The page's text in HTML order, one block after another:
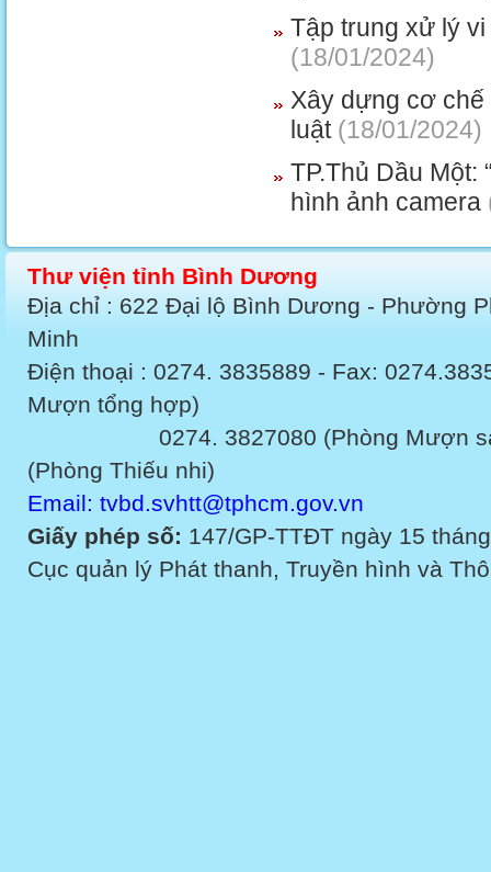
Tập trung xử lý vi
(18/01/2024)
Xây dựng cơ chế
luật(18/01/2024)
TP.Thủ Dầu Một:
hình ảnh camera
Thư viện tỉnh Bình Dương
Địa chỉ : 622 Đại lộ Bình Dương - Phường
Minh
Điện thoại : 0274. 3835889 - Fax:
Mượn tổng hợp)
0274. 3827080 (Phòng Mượn sách
(Phòng Thiếu nhi)
Email: tvbd.svhtt@tphcm.gov.vn
Giấy phép số: 147/GP-TTĐT ngày 15
Cục quản lý Phát thanh, Truyền hình và